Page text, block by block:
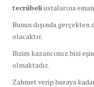
tecrübeliustalarına
Bunun dışında
olacaktır.
Bizim kazancımız bizi
olmaktadır.
Zahmet verip buraya